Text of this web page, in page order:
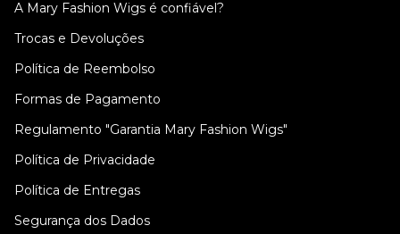
A Mary Fashion Wigs é confiável?
Trocas e Devoluções
Política de Reembolso
Formas de Pagamento
Regulamento "Garantia Mary Fashion Wigs"
Política de Privacidade
Política de Entregas
Segurança dos Dados